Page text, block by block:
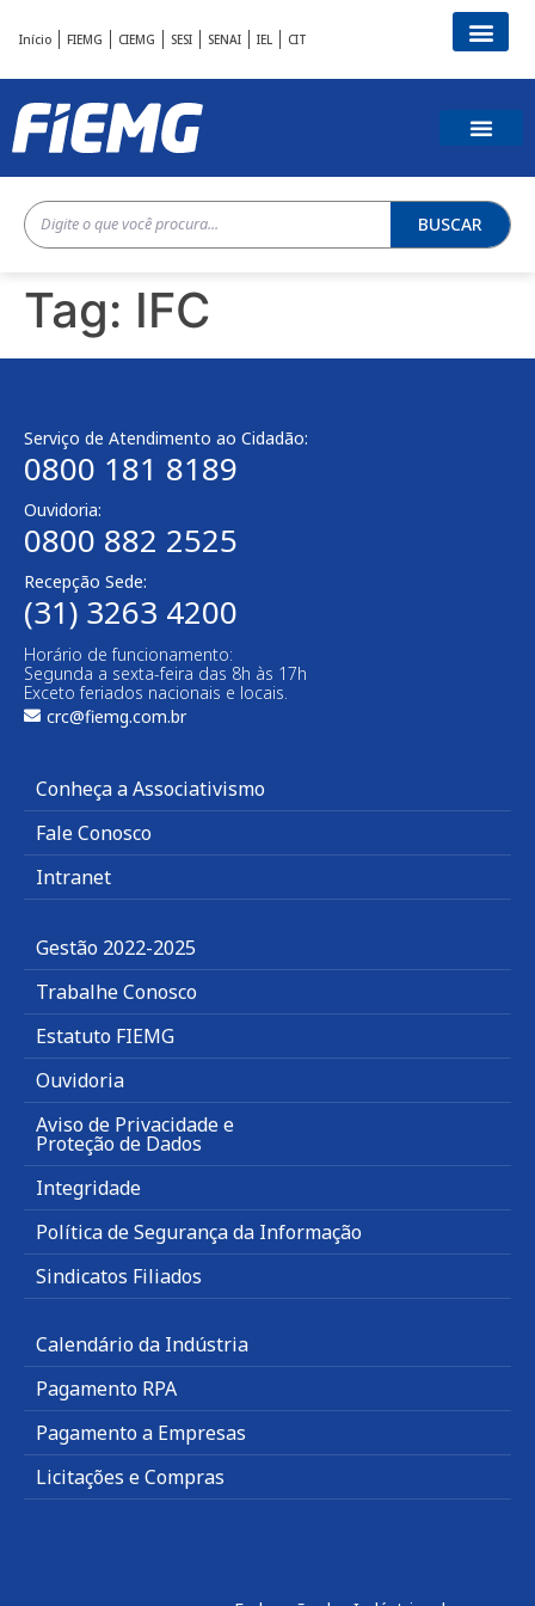
Início FIEMG CIEMG SESI SENAI IEL CIT
BUSCAR
Tag: IFC
Serviço de Atendimento ao Cidadão:
0800 181 8189
Ouvidoria:
0800 882 2525
Recepção Sede:
(31) 3263 4200
Horário de funcionamento:
Segunda a sexta-feira das 8h às 17h
Exceto feriados nacionais e locais.
crc@fiemg.com.br
Conheça a Associativismo
Fale Conosco
Intranet
Gestão 2022-2025
Trabalhe Conosco
Estatuto FIEMG
Ouvidoria
Aviso de Privacidade e
Proteção de Dados
Integridade
Política de Segurança da Informação
Sindicatos Filiados
Calendário da Indústria
Pagamento RPA
Pagamento a Empresas
Licitações e Compras